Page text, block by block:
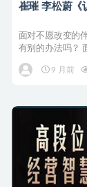
崔璀 李松蔚《
面对不愿改变的
有别的办法吗？
9 月前